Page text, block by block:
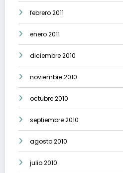
febrero 2011
enero 2011
diciembre 2010
noviembre 2010
octubre 2010
septiembre 2010
agosto 2010
julio 2010